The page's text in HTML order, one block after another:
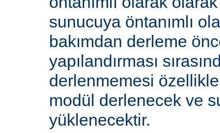
sunucuya öntanımlı
bakımdan derleme
yapılandırması
derlenmemesi
modül derlenecek ve
yüklenecektir.